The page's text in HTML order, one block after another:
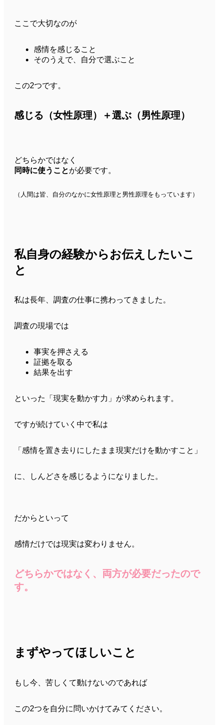
ここで大切なのが
感情を感じること
そのうえで、自分で選ぶこと
この2つです。
感じる（女性原理）＋選ぶ（男性原理）
どちらかではなく
同時に使うことが必要です。
（人間は皆、自分のなかに女性原理と男性原理をもっています）
私自身の経験からお伝えしたいこ
と
私は長年、調査の仕事に携わってきました。
調査の現場では
事実を押さえる
証拠を取る
結果を出す
といった「現実を動かす力」が求められます。
ですが続けていく中で私は
「感情を置き去りにしたまま現実だけを動かすこと」
に、しんどさを感じるようになりました。
だからといって
感情だけでは現実は変わりません。
どちらかではなく、両方が必要だったので
す。
まずやってほしいこと
もし今、苦しくて動けないのであれば
この2つを自分に問いかけてみてください。